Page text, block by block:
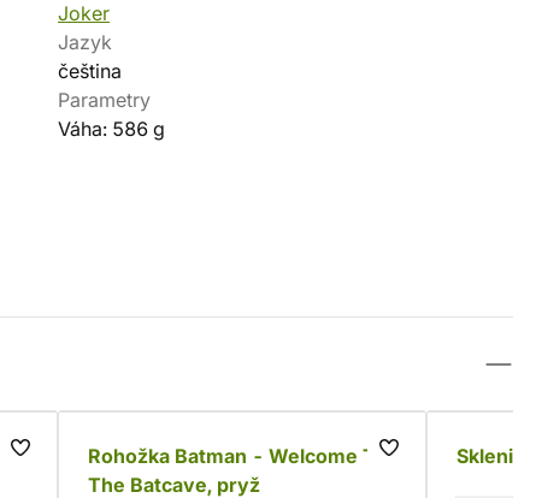
Joker
Jazyk
čeština
Parametry
Váha: 586 g
Rohožka Batman - Welcome To
The Batcave, pryž